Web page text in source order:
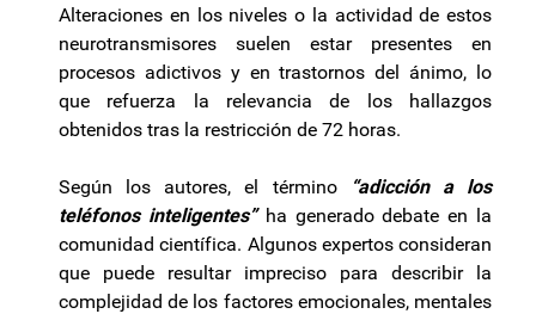
Alteraciones en los niveles o la actividad de estos
neurotransmisores suelen estar presentes en
procesos adictivos y en trastornos del ánimo, lo
que refuerza la relevancia de los hallazgos
obtenidos tras la restricción de 72 horas.
Según los autores, el término
“adicción a los
teléfonos inteligentes”ha generado debate en la
comunidad científica. Algunos expertos consideran
que puede resultar impreciso para describir la
complejidad de los factores emocionales, mentales